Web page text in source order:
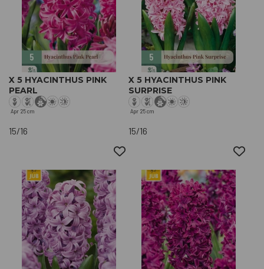
X 5 HYACINTHUS PINK
PEARL
Apr 25 cm
15/16
X 5 HYACINTHUS PINK
SURPRISE
Apr 25 cm
15/16